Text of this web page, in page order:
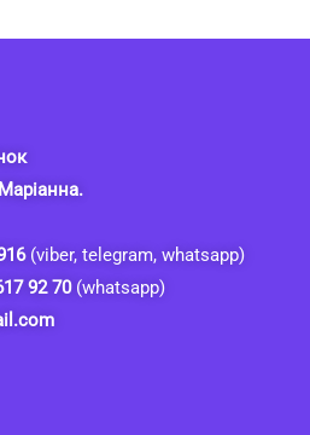
(viber, telegram, whatsapp)
92 70(whatsapp)